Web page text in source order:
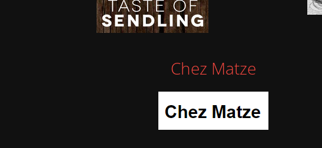
Chez Matze